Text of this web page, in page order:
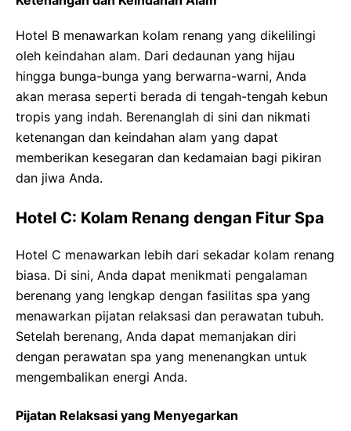
Hotel B menawarkan kolam renang yang dikelilingi
oleh keindahan alam. Dari dedaunan yang hijau
hingga bunga-bunga yang berwarna-warni, Anda
akan merasa seperti berada di tengah-tengah kebun
tropis yang indah. Berenanglah di sini dan nikmati
ketenangan dan keindahan alam yang dapat
memberikan kesegaran dan kedamaian bagi pikiran
dan jiwa Anda.
Hotel C: Kolam Renang dengan Fitur Spa
Hotel C menawarkan lebih dari sekadar kolam renang
biasa. Di sini, Anda dapat menikmati pengalaman
berenang yang lengkap dengan fasilitas spa yang
menawarkan pijatan relaksasi dan perawatan tubuh.
Setelah berenang, Anda dapat memanjakan diri
dengan perawatan spa yang menenangkan untuk
mengembalikan energi Anda.
Pijatan Relaksasi yang Menyegarkan